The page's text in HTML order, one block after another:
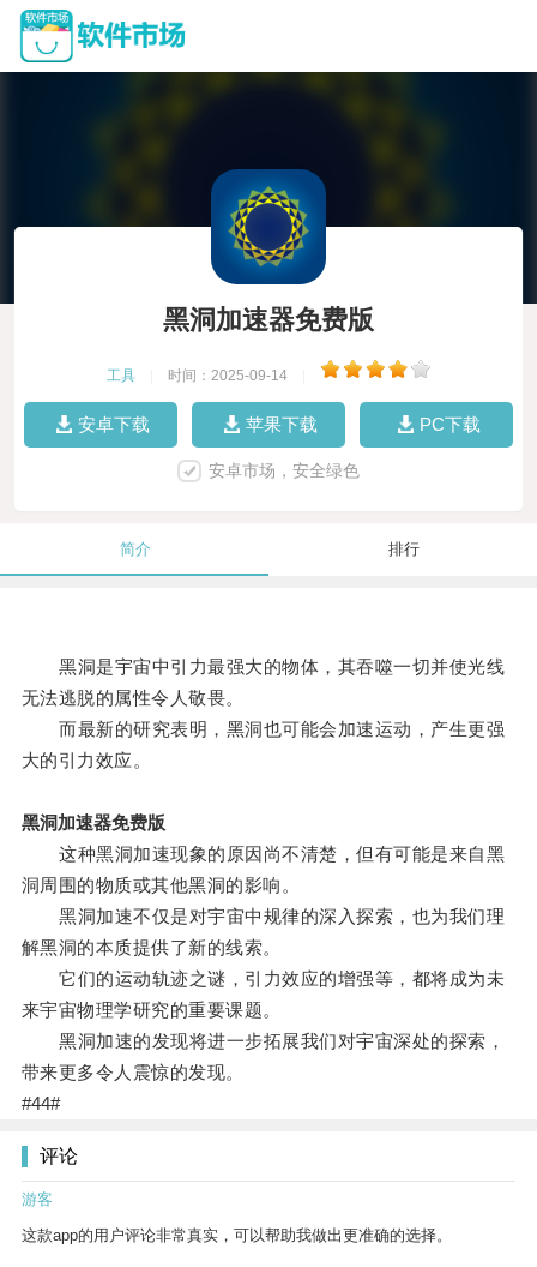
黑洞加速器免费版
工具 时间：2025-09-14
安卓下载 苹果下载 PC下载
安卓市场，安全绿色
简介 排行
黑洞是宇宙中引力最强大的物体，其吞噬一切并使光线
无法逃脱的属性令人敬畏。
而最新的研究表明，黑洞也可能会加速运动，产生更强
大的引力效应。
黑洞加速器免费版
这种黑洞加速现象的原因尚不清楚，但有可能是来自黑
洞周围的物质或其他黑洞的影响。
黑洞加速不仅是对宇宙中规律的深入探索，也为我们理
解黑洞的本质提供了新的线索。
它们的运动轨迹之谜，引力效应的增强等，都将成为未
来宇宙物理学研究的重要课题。
黑洞加速的发现将进一步拓展我们对宇宙深处的探索，
带来更多令人震惊的发现。
#44#
评论
游客
这款app的用户评论非常真实，可以帮助我做出更准确的选择。